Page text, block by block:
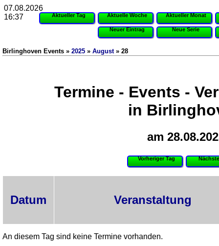
Aktueller Tag Aktuelle Woche Aktueller Monat
Neuer Eintrag Neue Serie
Birlinghoven Events » 2025 » August» 28
Termine - Events -
in
am
Vorheriger Tag
Datum Veranstaltung
An diesem Tag sind keine Termine vorhanden.
07.08.2026
16:37